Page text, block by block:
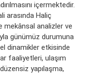
içermektedir.
arasında Haliç
mekânsal analizler ve
günümüz durumuna
dinamikler etkisinde
faaliyetleri, ulaşım
yapılaşma,